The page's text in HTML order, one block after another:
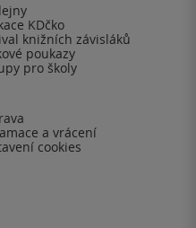
KDčko
knižních závisláků
poukazy
pro školy
a vrácení
cookies